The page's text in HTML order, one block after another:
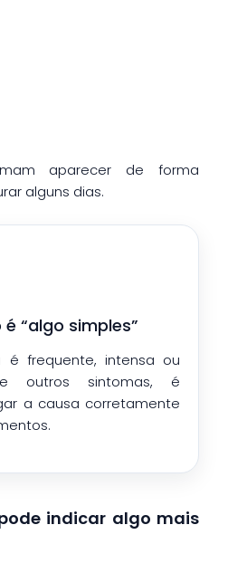
aparecer de forma
alguns dias.
“algo simples”
é frequente, intensa ou
outros sintomas, é
a causa corretamente
indicar algo mais